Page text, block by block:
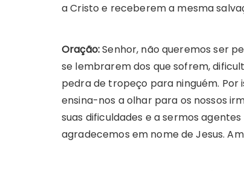
a Cristo e receberem a mesma
Oração:Senhor, não queremos ser
se lembrarem dos que sofrem,
pedra de tropeço para ninguém. Por
ensina-nos a olhar para os nossos
suas dificuldades e a sermos
agradecemos em nome de Jesus.